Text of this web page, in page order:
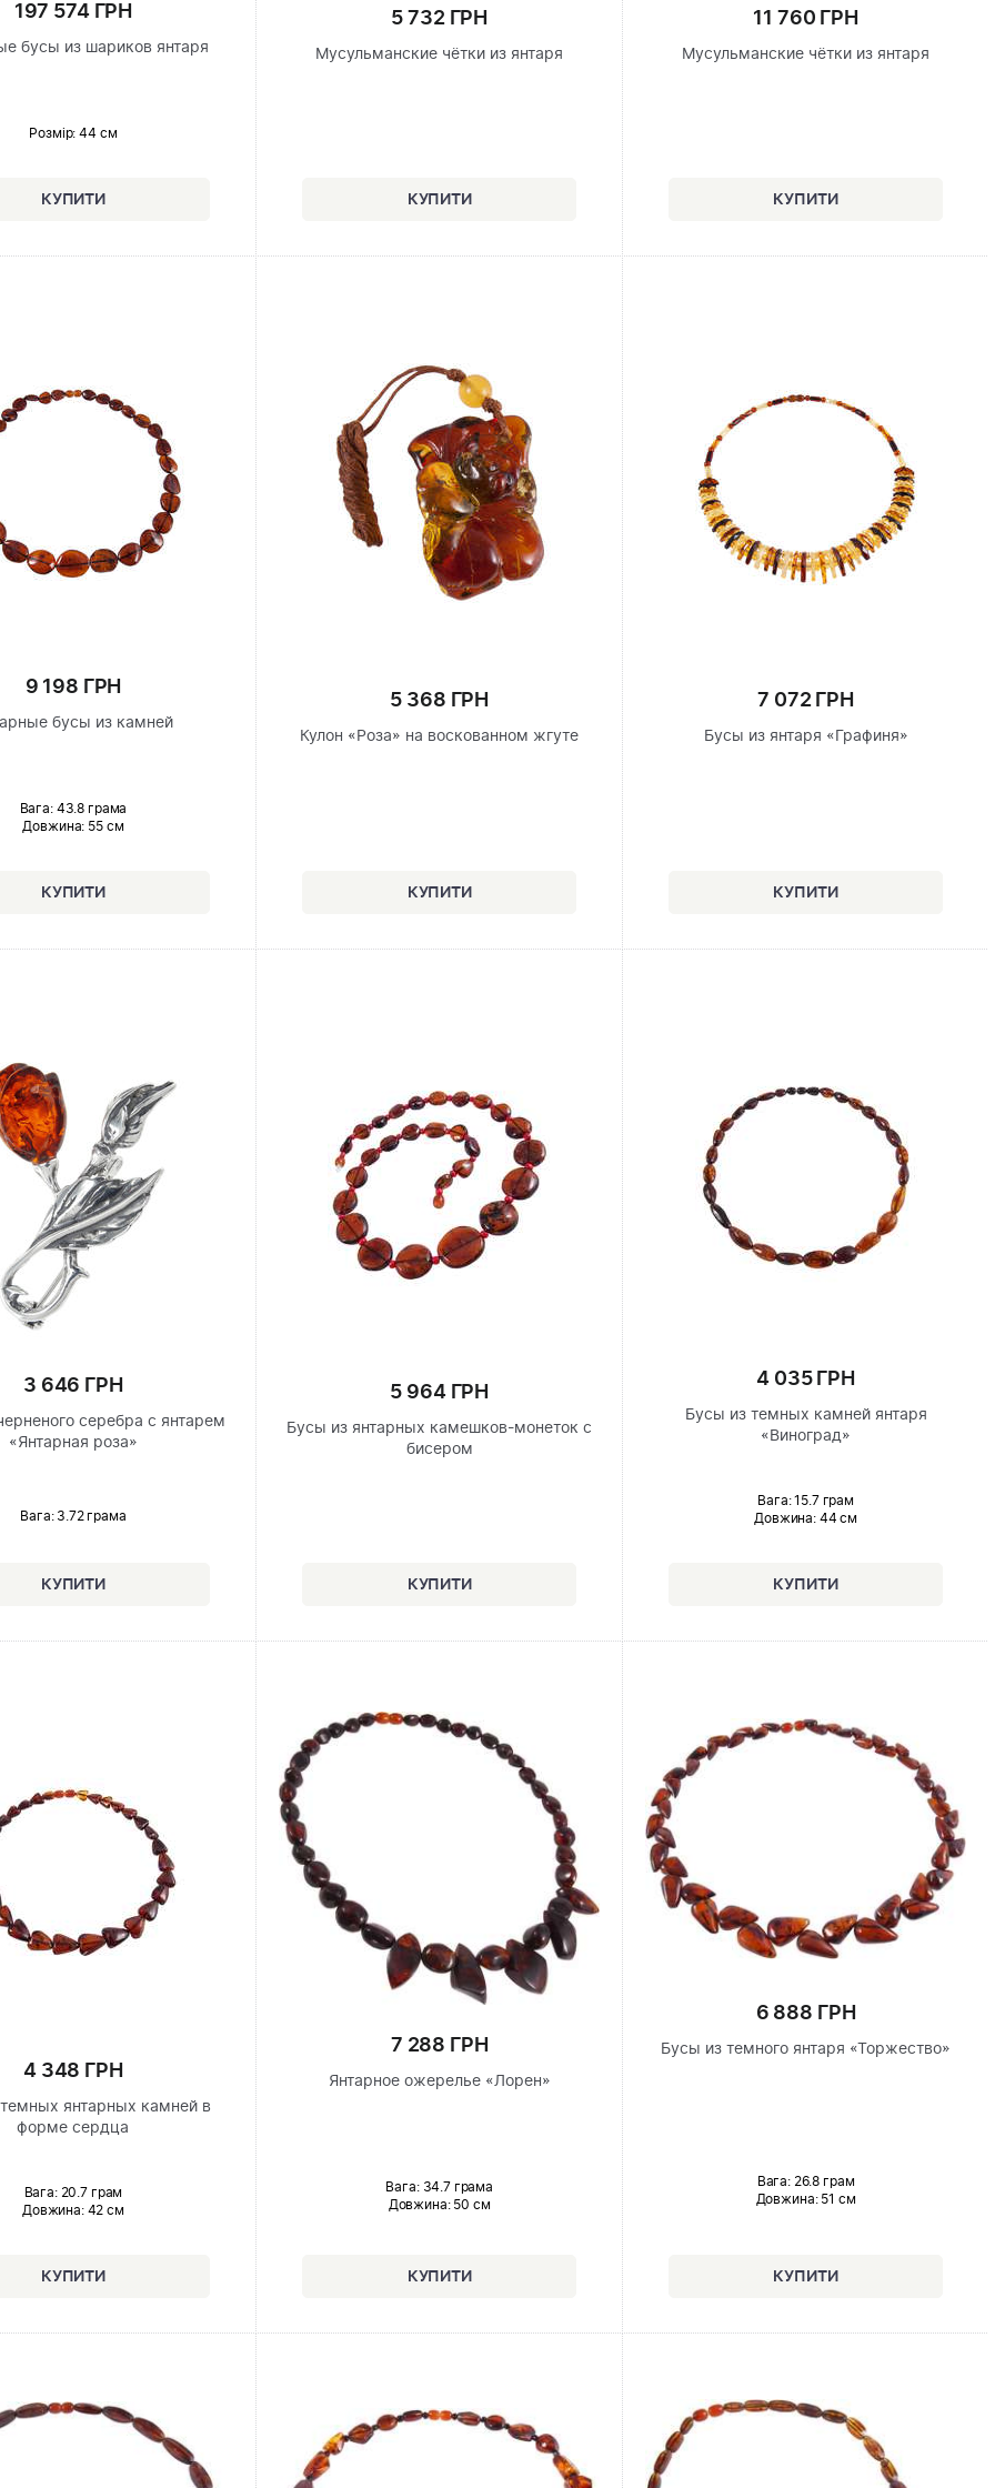
197 574 ГРН
бусы из шариков янтаря
Розмір: 44 см
5 732 ГРН
Мусульманские чётки из янтаря
11 760 ГРН
Мусульманские чётки из янтаря
9 198 ГРН
бусы из камней
Вага: 43.8 грама
Довжина: 55 см
5 368 ГРН
Кулон «Роза» на воскованном жгуте
7 072 ГРН
Бусы из янтаря «Графиня»
3 646 ГРН
серебра с янтарем
«Янтарная роза»
Вага: 3.72 грама
5 964 ГРН
Бусы из янтарных камешков-монеток с
бисером
4 035 ГРН
Бусы из темных камней янтаря
«Виноград»
Вага: 15.7 грам
Довжина:44 см
4 348 ГРН
янтарных камней в
форме сердца
Вага: 20.7 грам
Довжина:42 см
7 288 ГРН
Янтарное ожерелье «Лорен»
Вага: 34.7 грама
Довжина:50 см
6 888 ГРН
Бусы из темного янтаря «Торжество»
Вага: 26.8 грам
Довжина:51 см